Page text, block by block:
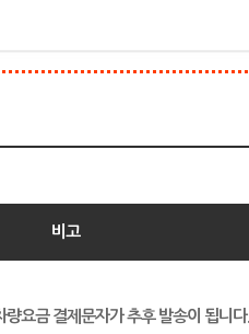
비고
요금 결제문자가 추후 발송이 됩니다.